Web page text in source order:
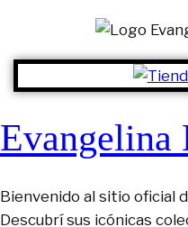
Evangelina
Bienvenido al sitio oficial
Descubrí sus icónicas